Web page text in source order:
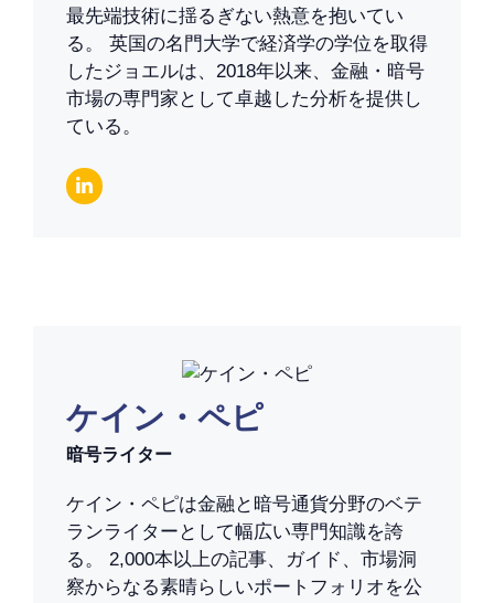
最先端技術に揺るぎない熱意を抱いてい
る。 英国の名門大学で経済学の学位を取得
したジョエルは、2018年以来、金融・暗号
市場の専門家として卓越した分析を提供し
ている。
ケイン・ペピ
暗号ライター
ケイン・ペピは金融と暗号通貨分野のベテ
ランライターとして幅広い専門知識を誇
る。 2,000本以上の記事、ガイド、市場洞
察からなる素晴らしいポートフォリオを公